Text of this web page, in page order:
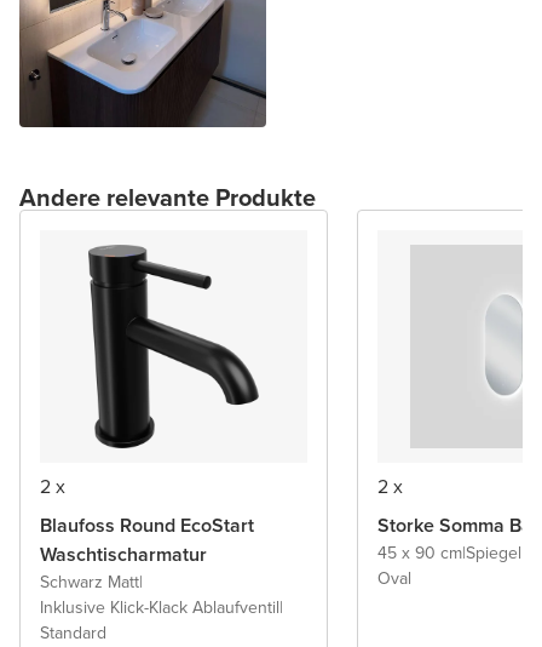
Andere relevante Produkte
2 x
Blaufoss Round EcoStart
Waschtischarmatur
Schwarz Matt|
Inklusive Klick-Klack Ablaufventil|
Standard
2 x
Storke Somma
45 x 90 cm|Spiegel
Oval